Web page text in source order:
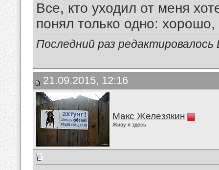
Все, кто уходил от меня
понял только одно:
Последний раз
21.09.2015, 12:16
Макс Железякин
Живу я здесь